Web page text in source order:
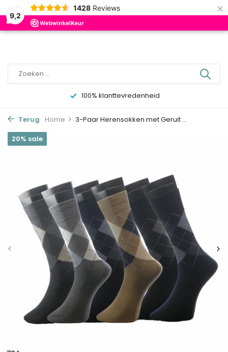
9,2
1428 Reviews ×
0
100% klanttevredenheid
Terug Home 3-Paar Herensokken met Geruit ...
20% sale